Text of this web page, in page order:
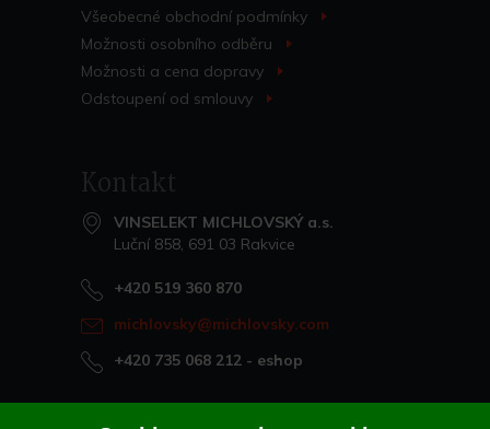
Do košíku
Všeobecné obchodní podmínky
Možnosti osobního odběru
Možnosti a cena dopravy
Odstoupení od smlouvy
Kontakt
VINSELEKT MICHLOVSKÝ a.s.
Luční 858, 691 03 Rakvice
+420 519 360 870
michlovsky@michlovsky.com
+420 735 068 212 - eshop